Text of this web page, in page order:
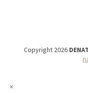
Copyright 2026
×